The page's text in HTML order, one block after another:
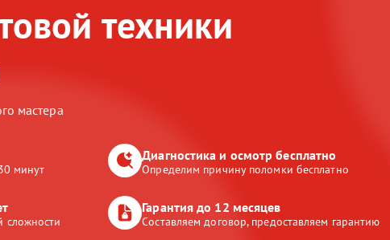
техники
мастера
минут
Диагностика и осмотр бесплатно
Определим причину поломки бесплатно
сложности
Гарантия до 12 месяцев
Составляем договор, предоставляем гарантию